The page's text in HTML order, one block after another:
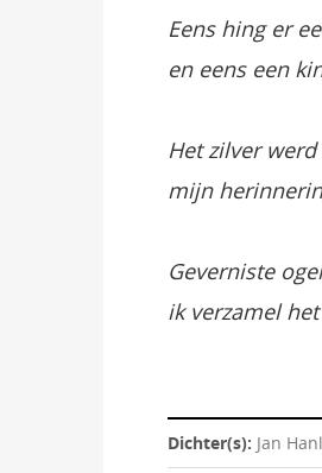
Eens hing er
en eens een
Het zilver
mijn
Geverniste
ik verzamel
Dichter(s): Jan